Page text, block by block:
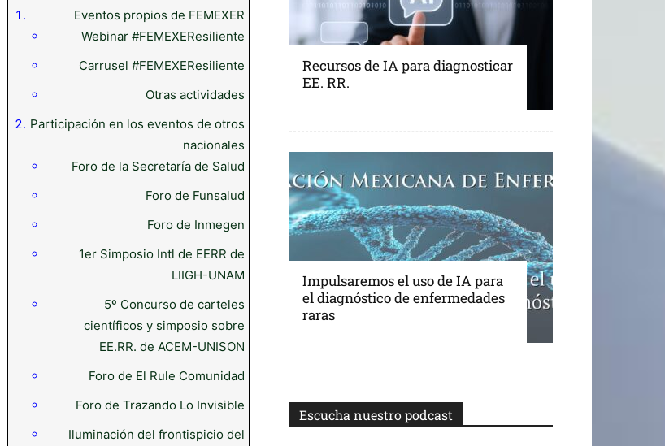
Eventos propios de FEMEXER
Webinar #FEMEXEResiliente
Carrusel #FEMEXEResiliente
Otras actividades
Participación en los eventos de otros
nacionales
Foro de la Secretaría de Salud
Foro de Funsalud
Foro de Inmegen
1er Simposio Intl de EERR de
LIIGH-UNAM
5º Concurso de carteles
científicos y simposio sobre
EE.RR. de ACEM-UNISON
Foro de El Rule Comunidad
Foro de Trazando Lo Invisible
Iluminación del frontispicio del
Recursos de IA para diagnosticar
EE. RR.
Impulsaremos el uso de IA para
el diagnóstico de enfermedades
raras
Escucha nuestro podcast